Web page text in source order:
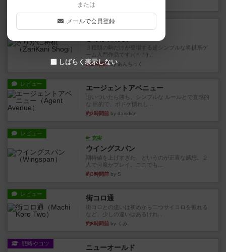
約1時間前
ルール/インスト
３種類の駒だけが登場する超シンプルな将棋系ゲ
ーム入門作品です♪(＾＾)...
約2時間前by あんちっく
レビュー エージェントアベニュー
追いついたら勝ち。シンプルな ルールとで直感的
な 目的で、ボドゲ慣れし...
約2時間前 by daisdice
レビュー
充実
ウイングスパン
期待値を上げすぎた、というのが正直な感想。２
人で何度かプレイ。ここでも...
約3時間前 by S
レビュー 街コロ通
街コロとの違いは初めから二つサイコロを振れる
など、少しの違いはあるけれ...
約8時間前 by くみ
戦略やコツ ニューオールド
または
メールで会員登録
しばらく表示しない